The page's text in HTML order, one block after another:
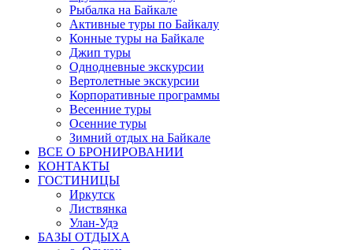
Рыбалка на Байкале
Активные туры по Байкалу
Конные туры на Байкале
Джип туры
Однодневные экскурсии
Вертолетные экскурсии
Корпоративные программы
Весенние туры
Осенние туры
Зимний отдых на Байкале
ВСЕ О БРОНИРОВАНИИ
КОНТАКТЫ
ГОСТИНИЦЫ
Иркутск
Листвянка
Улан-Удэ
БАЗЫ ОТДЫХА